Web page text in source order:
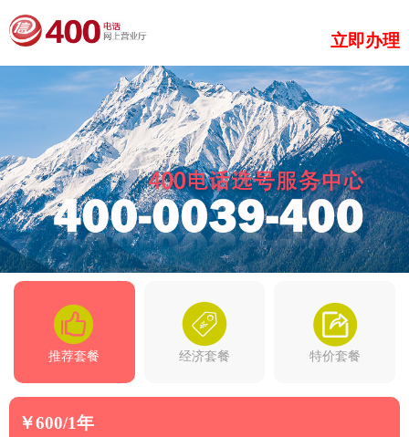
立即办理
推荐套餐 经济套餐 特价套餐
￥600/1年